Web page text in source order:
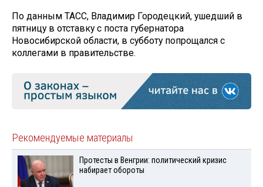
По данным ТАСС, Владимир Городецкий, ушедший в
пятницу в отставку с поста губернатора
Новосибирской области, в субботу попрощался с
коллегами в правительстве.
Рекомендуемые материалы
Протесты в Венгрии: политический кризис
набирает обороты